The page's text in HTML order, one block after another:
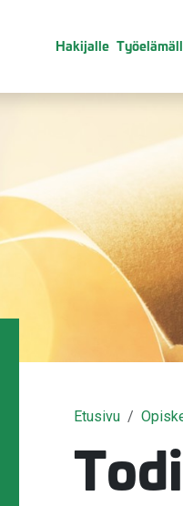
Hakijalle
Avaa/sulje alavalikko
Avaa/sulje alavalikko
Etusivu